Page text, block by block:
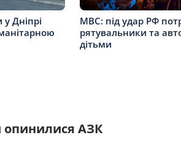
Дніпрі
МВС: під удар РФ
рятувальники та
дітьми
опинилися АЗК